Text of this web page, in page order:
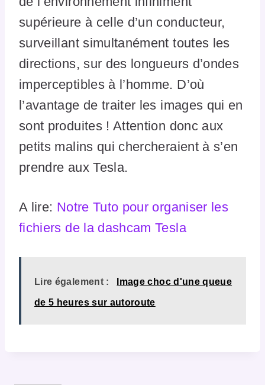
supérieure à celle d’un conducteur,
surveillant simultanément toutes les
directions, sur des longueurs d’ondes
imperceptibles à l’homme. D’où
l’avantage de traiter les images qui en
sont produites ! Attention donc aux
petits malins qui chercheraient à s’en
prendre aux Tesla.
A lire: Notre Tuto pour organiser les
fichiers de la dashcam Tesla
Lire également : Image choc d'une queue
de 5 heures sur autoroute